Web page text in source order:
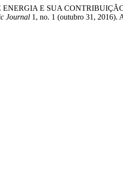
ENERGIA E SUA
Journal 1, no. 1 (outubro 31, 2016).